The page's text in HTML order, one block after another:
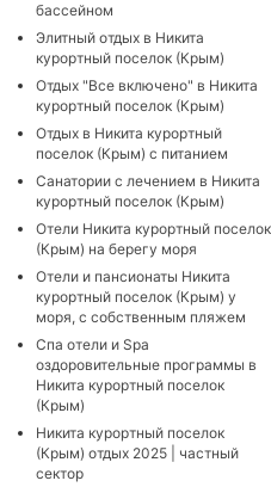
бассейном
Элитный отдых в Никита
курортный поселок (Крым)
Отдых "Все включено" в Никита
курортный поселок (Крым)
Отдых в Никита курортный
поселок (Крым) с питанием
Санатории с лечением в Никита
курортный поселок (Крым)
Отели Никита курортный поселок
(Крым) на берегу моря
Отели и пансионаты Никита
курортный поселок (Крым) у
моря, с собственным пляжем
Cпа отели и Spa
оздоровительные программы в
Никита курортный поселок
(Крым)
Никита курортный поселок
(Крым) отдых 2025 | частный
сектор